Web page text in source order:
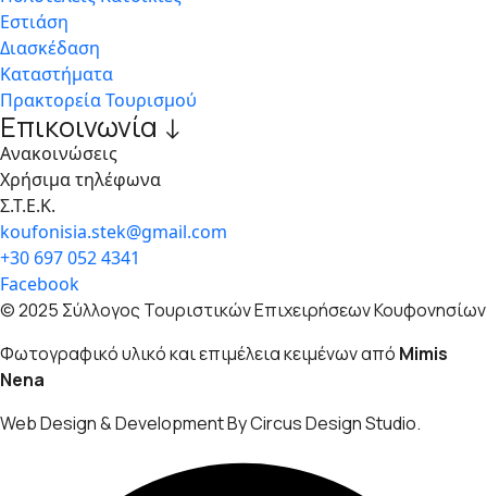
Εστιάση
Διασκέδαση
Καταστήματα
Πρακτορεία Τουρισμού
Επικοινωνία ↓
Ανακοινώσεις
Χρήσιμα τηλέφωνα
Σ.Τ.Ε.Κ.
koufonisia.stek@gmail.com
+30 697 052 4341
Facebook
© 2025 Σύλλογος Τουριστικών Επιχειρήσεων Κουφονησίων
Φωτογραφικό υλικό και επιμέλεια κειμένων από Mimis
Nena
Web Design & Development By Circus Design Studio.